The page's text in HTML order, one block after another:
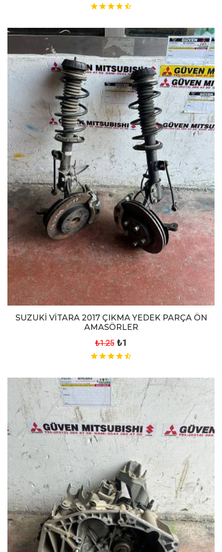
SUZUKİ VİTARA 2017 ÇIKMA YEDEK PARÇA ÖN
AMASÖRLER
₺1.25 ₺1